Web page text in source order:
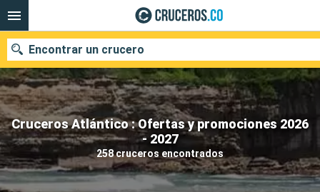
Cruceros Atlántico : Ofertas y promociones 2026
- 2027
258 cruceros encontrados
Encontrar un crucero
Fecha de salida
Buscar